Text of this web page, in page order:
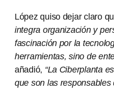
López quiso dejar claro
integra organización y
fascinación por la
herramientas, sino de
añadió, “La Ciberplanta
que son las